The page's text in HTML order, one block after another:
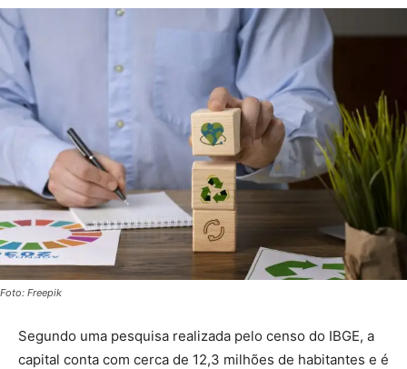
Foto: Freepik
Segundo uma pesquisa realizada pelo censo do IBGE, a
capital conta com cerca de 12,3 milhões de habitantes e é